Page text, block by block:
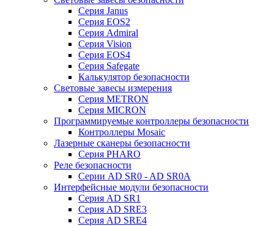
Серия Janus
Серия EOS2
Серия Admiral
Серия Vision
Серия EOS4
Серия Safegate
Калькулятор безопасности
Световые завесы измерения
Серия METRON
Серия MICRON
Программируемые контроллеры безопасности
Контроллеры Mosaic
Лазерные сканеры безопасности
Серия PHARO
Реле безопасности
Серии AD SR0 - AD SR0A
Интерфейсные модули безопасности
Серия AD SR1
Серия AD SRE3
Серия AD SRE4